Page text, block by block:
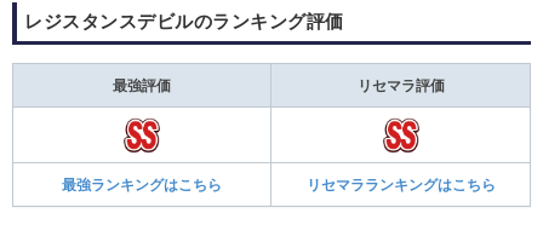
レジスタンスデビルのランキング評価
最強評価 リセマラ評価
最強ランキングはこちら リセマラランキングはこちら